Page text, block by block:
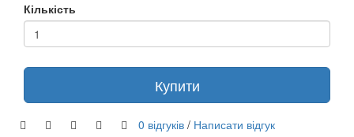
Кількість
Купити
0 відгуків / Написати відгук